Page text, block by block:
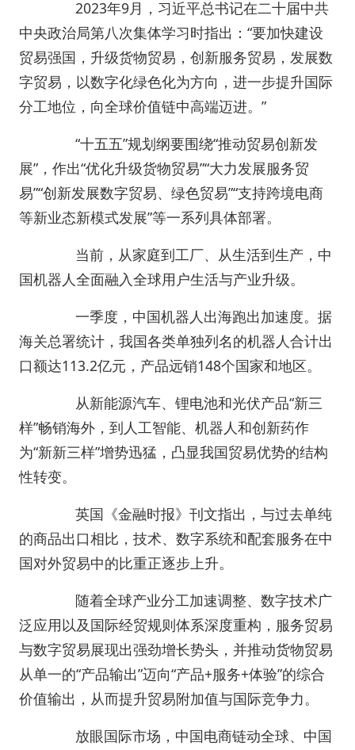
2023年9月，习近平总书记在二十届中共
中央政治局第八次集体学习时指出：“要加快建设
贸易强国，升级货物贸易，创新服务贸易，发展数
字贸易，以数字化绿色化为方向，进一步提升国际
分工地位，向全球价值链中高端迈进。”
“十五五”规划纲要围绕“推动贸易创新发
展”，作出“优化升级货物贸易”“大力发展服务贸
易”“创新发展数字贸易、绿色贸易”“支持跨境电商
等新业态新模式发展”等一系列具体部署。
当前，从家庭到工厂、从生活到生产，中
国机器人全面融入全球用户生活与产业升级。
一季度，中国机器人出海跑出加速度。据
海关总署统计，我国各类单独列名的机器人合计出
口额达113.2亿元，产品远销148个国家和地区。
从新能源汽车、锂电池和光伏产品“新三
样”畅销海外，到人工智能、机器人和创新药作
为“新新三样”增势迅猛，凸显我国贸易优势的结构
性转变。
英国《金融时报》刊文指出，与过去单纯
的商品出口相比，技术、数字系统和配套服务在中
国对外贸易中的比重正逐步上升。
随着全球产业分工加速调整、数字技术广
泛应用以及国际经贸规则体系深度重构，服务贸易
与数字贸易展现出强劲增长势头，并推动货物贸易
从单一的“产品输出”迈向“产品+服务+体验”的综合
价值输出，从而提升贸易附加值与国际竞争力。
放眼国际市场，中国电商链动全球、中国